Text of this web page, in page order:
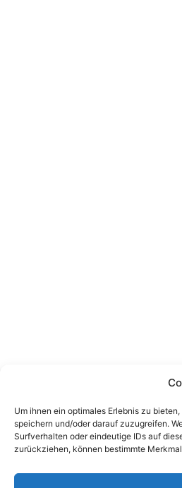
Um ihnen ein optimales Erlebnis zu
speichern und/oder darauf zuzugreifen.
Surfverhalten oder eindeutige IDs auf
zurückziehen, können bestimmte